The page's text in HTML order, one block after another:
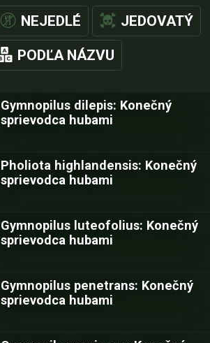
NEJEDLÉ JEDOVATÝ
PODĽA NÁZVU
Gymnopilus dilepis: Konečný
sprievodca hubami
Pholiota highlandensis: Konečný
sprievodca hubami
Gymnopilus luteofolius: Konečný
sprievodca hubami
Gymnopilus penetrans: Konečný
sprievodca hubami